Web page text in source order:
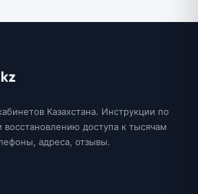
Казахстана. Инструкции по
восстановлению доступа к тысячам
адреса, отзывы.